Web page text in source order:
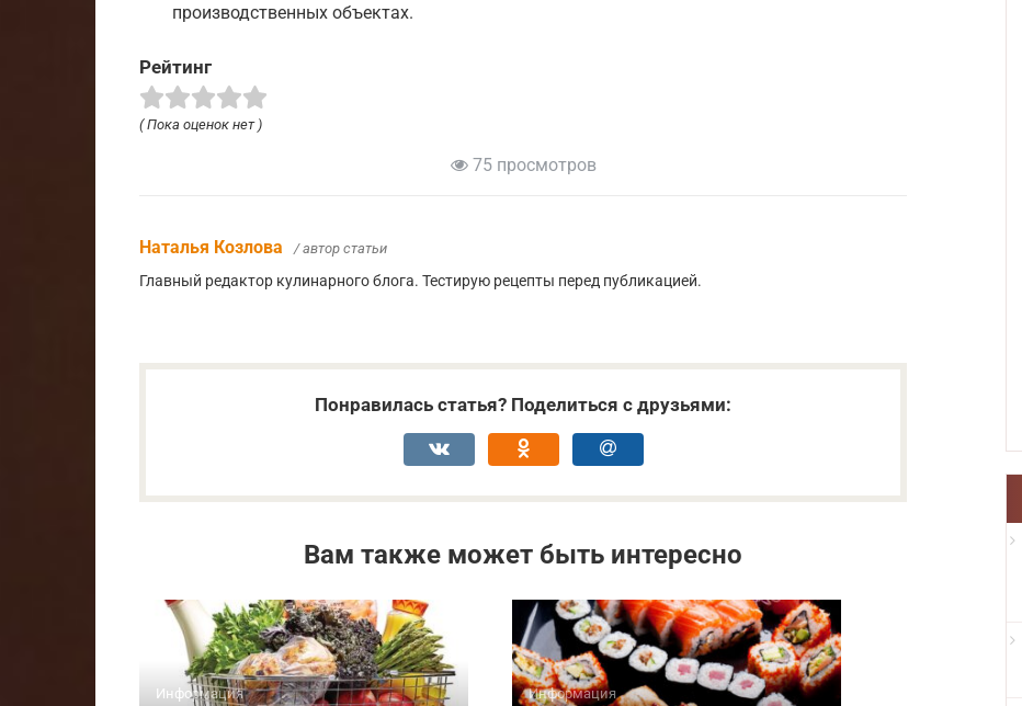
производственных объектах.
Рейтинг
( Пока оценок нет )
75 просмотров
Наталья Козлова / автор статьи
Главный редактор кулинарного блога. Тестирую рецепты перед публикацией.
Понравилась статья? Поделиться с друзьями:
Вам также может быть интересно
Информация
Информация